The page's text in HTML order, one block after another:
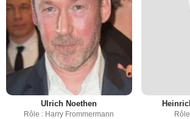
Ulrich Noethen
Rôle : Harry Frommermann